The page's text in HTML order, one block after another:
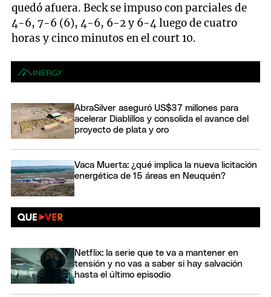
quedó afuera. Beck se impuso con parciales de
4-6, 7-6 (6), 4-6, 6-2 y 6-4 luego de cuatro
horas y cinco minutos en el court 10.
AbraSilver aseguró US$37 millones para
acelerar Diablillos y consolida el avance del
proyecto de plata y oro
Vaca Muerta: ¿qué implica la nueva licitación
energética de 15 áreas en Neuquén?
Netflix: la serie que te va a mantener en
tensión y no vas a saber si hay salvación
hasta el último episodio